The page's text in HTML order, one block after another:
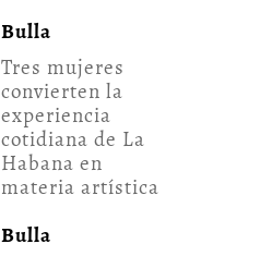
Bulla
Tres mujeres
convierten la
experiencia
cotidiana de La
Habana en
materia artística
Bulla